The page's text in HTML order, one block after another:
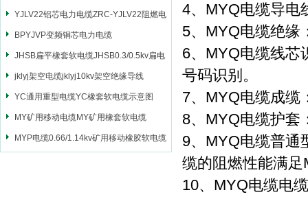
电源电缆
YJLV22铝芯电力电缆ZRC-YJLV22阻燃电
力电缆
BPYJVP变频铜芯电力电缆
JHSB扁平橡套软电缆JHSB0.3/0.5kv扁电
缆
jklyj架空电缆jklyj10kv架空绝缘导线
YC通用重型电缆YC橡套软电缆示意图
MY矿用移动电缆MY矿用橡套软电缆
MYP电缆0.66/1.14kv矿用移动橡胶软电缆
4、MYQ电缆导电
5、MYQ电缆绝缘
6、MYQ电缆线芯
号码识别。
7、MYQ电缆成缆
8、MYQ电缆护套
9、MYQ电缆普通
缆的阻燃性能满
10、MYQ电缆电